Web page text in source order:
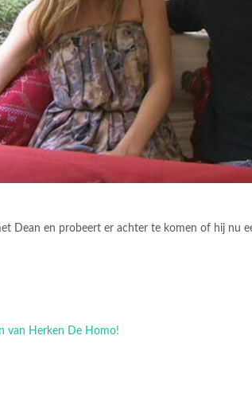
Dean en probeert er achter te komen of hij nu
van Herken De Homo!